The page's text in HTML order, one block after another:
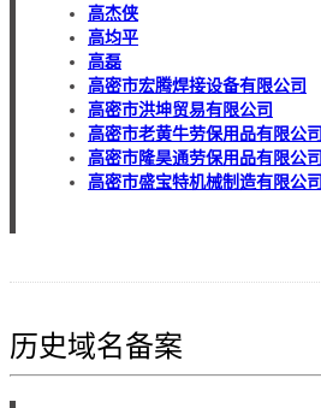
高杰侠
高均平
高磊
高密市宏腾焊接设备有限公司
高密市洪坤贸易有限公司
高密市老黄牛劳保用品有限公司
高密市隆昊通劳保用品有限公司
高密市盛宝特机械制造有限公司
历史域名备案